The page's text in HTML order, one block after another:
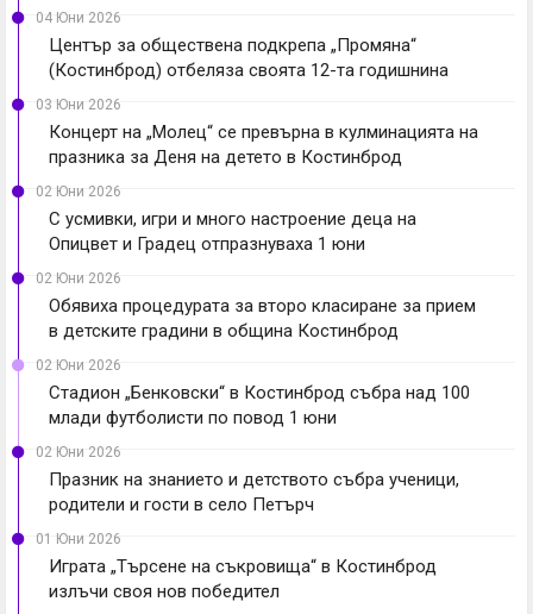
04 Юни 2026
Център за обществена подкрепа „Промяна“
(Костинброд) отбеляза своята 12-та годишнина
03 Юни 2026
Концерт на „Молец“ се превърна в кулминацията на
празника за Деня на детето в Костинброд
02 Юни 2026
С усмивки, игри и много настроение деца на
Опицвет и Градец отпразнуваха 1 юни
02 Юни 2026
Обявиха процедурата за второ класиране за прием
в детските градини в община Костинброд
02 Юни 2026
Стадион „Бенковски“ в Костинброд събра над 100
млади футболисти по повод 1 юни
02 Юни 2026
Празник на знанието и детството събра ученици,
родители и гости в село Петърч
01 Юни 2026
Играта „Търсене на съкровища“ в Костинброд
излъчи своя нов победител